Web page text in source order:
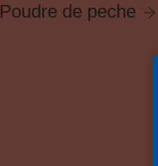
Poudre de peche